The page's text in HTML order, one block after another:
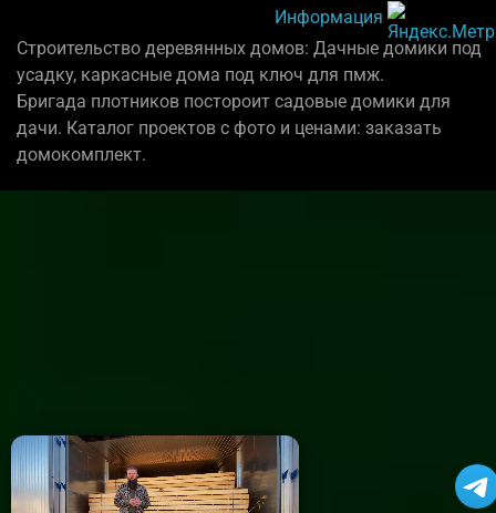
Информация
Строительство деревянных домов: Дачные домики под
усадку, каркасные дома под ключ для пмж.
Бригада плотников постороит садовые домики для
дачи. Каталог проектов с фото и ценами: заказать
домокомплект.